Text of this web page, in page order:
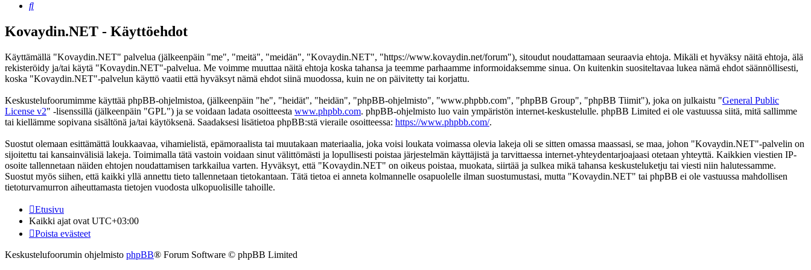
Etsi
Kovaydin.NET - Käyttöehdot
Käyttämällä "Kovaydin.NET" palvelua (jälkeenpäin "me", "meitä", "meidän", "Kovaydin.NET", "https://www.kovaydin.net/forum"), sitoudut noudattamaan seuraavia ehtoja. Mikäli et hyväksy näitä ehtoja, älä
rekisteröidy ja/tai käytä "Kovaydin.NET"-palvelua. Me voimme muuttaa näitä ehtoja koska tahansa ja teemme parhaamme informoidaksemme sinua. On kuitenkin suositeltavaa lukea nämä ehdot säännöllisesti,
koska "Kovaydin.NET"-palvelun käyttö vaatii että hyväksyt nämä ehdot siinä muodossa, kuin ne on päivitetty tai korjattu.
Keskustelufoorumimme käyttää phpBB-ohjelmistoa, (jälkeenpäin "he", "heidät", "heidän", "phpBB-ohjelmisto", "www.phpbb.com", "phpBB Group", "phpBB Tiimit"), joka on julkaistu "General Public
License v2" -lisenssillä (jälkeenpäin "GPL") ja se voidaan ladata osoitteesta www.phpbb.com. phpBB-ohjelmisto luo vain ympäristön internet-keskustelulle. phpBB Limited ei ole vastuussa siitä, mitä sallimme
tai kiellämme sopivana sisältönä ja/tai käytöksenä. Saadaksesi lisätietoa phpBB:stä vieraile osoitteessa: https://www.phpbb.com/.
Suostut olemaan esittämättä loukkaavaa, vihamielistä, epämoraalista tai muutakaan materiaalia, joka voisi loukata voimassa olevia lakeja oli se sitten omassa maassasi, se maa, johon "Kovaydin.NET"-palvelin on
sijoitettu tai kansainvälisiä lakeja. Toimimalla tätä vastoin voidaan sinut välittömästi ja lopullisesti poistaa järjestelmän käyttäjistä ja tarvittaessa internet-yhteydentarjoajaasi otetaan yhteyttä. Kaikkien viestien IP-
osoite tallennetaan näiden ehtojen noudattamisen tarkkailua varten. Hyväksyt, että "Kovaydin.NET" on oikeus poistaa, muokata, siirtää ja sulkea mikä tahansa keskusteluketju tai viesti niin halutessamme.
Suostut myös siihen, että kaikki yllä annettu tieto tallennetaan tietokantaan. Tätä tietoa ei anneta kolmannelle osapuolelle ilman suostumustasi, mutta "Kovaydin.NET" tai phpBB ei ole vastuussa mahdollisen
tietoturvamurron aiheuttamasta tietojen vuodosta ulkopuolisille tahoille.
Etusivu
Kaikki ajat ovat UTC+03:00
Poista evästeet
Keskustelufoorumin ohjelmisto phpBB® Forum Software © phpBB Limited